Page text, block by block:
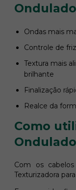
Ondas mais
Controle de
Textura mais
brilhante
Finalização
Realce da
Como
Com os
Texturizadora